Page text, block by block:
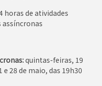
horas de atividades
assíncronas
quintas-feiras, 19
e 28 de maio, das 19h30